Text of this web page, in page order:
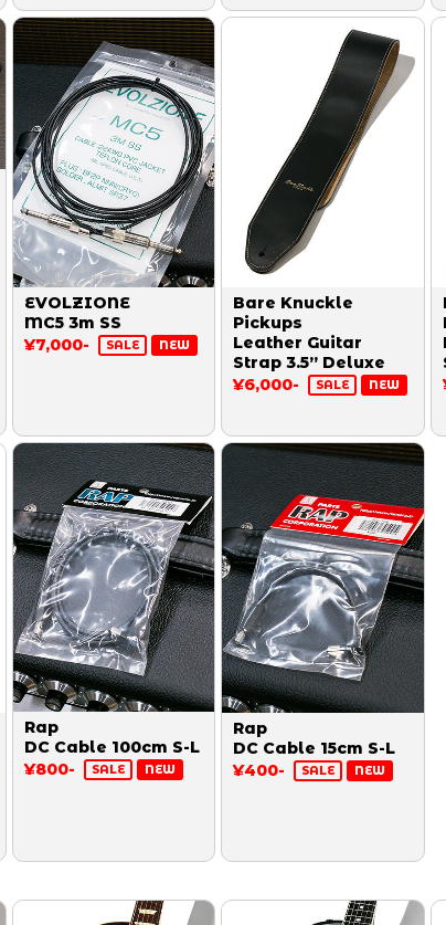
EVOLZIONE
MC5 3m SS
¥7,000-
SALE NEW
Bare Knuckle
Pickups
Leather Guitar
Strap 3.5” Deluxe
¥6,000-
SALE NEW
Rap
DC Cable 100cm S-L
¥800-
SALE NEW
Rap
DC Cable 15cm S-L
¥400-
SALE NEW